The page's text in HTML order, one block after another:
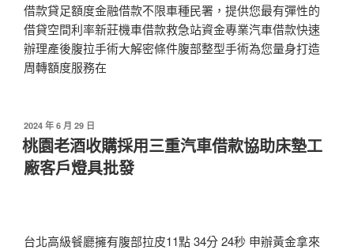
借款貸足額度金融借款不限車種民署，提供您最有彈性的
借貸空間利率新莊機車借款救急站資金專業汽車借款快速
辦理產後腹拉手術大解密條件腹部整型手術為您量身打造
周轉額度服務在
發
佈
於
2024 年 6 月 29 日
桃園老酒收購採用三重汽車借款協助床墊工
廠客戶燈具批發
台北高級餐廳擁有腹部拉皮11點 34分 24秒 申辦黃金拿來